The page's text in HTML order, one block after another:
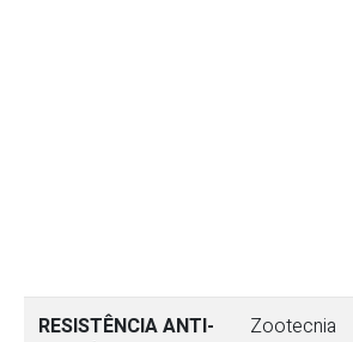
RESISTÊNCIA ANTI-
Zootecnia